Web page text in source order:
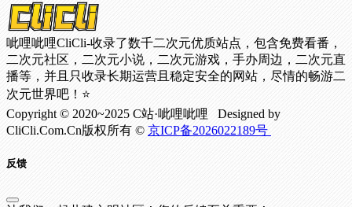
呲哩呲哩CliCli-收录了数千二次元优质站点，包含免费看番，
二次元社区，二次元小说，二次元游戏，手办周边，二次元直
播等，并且只收录长期运营且稳定安全的网站，尽情的畅游二
次元世界吧！⭐
Copyright © 2020~2025 C站·呲哩呲哩 Designed by
CliCli.Com.Cn版权所有 © 京ICP备2026022189号
反馈